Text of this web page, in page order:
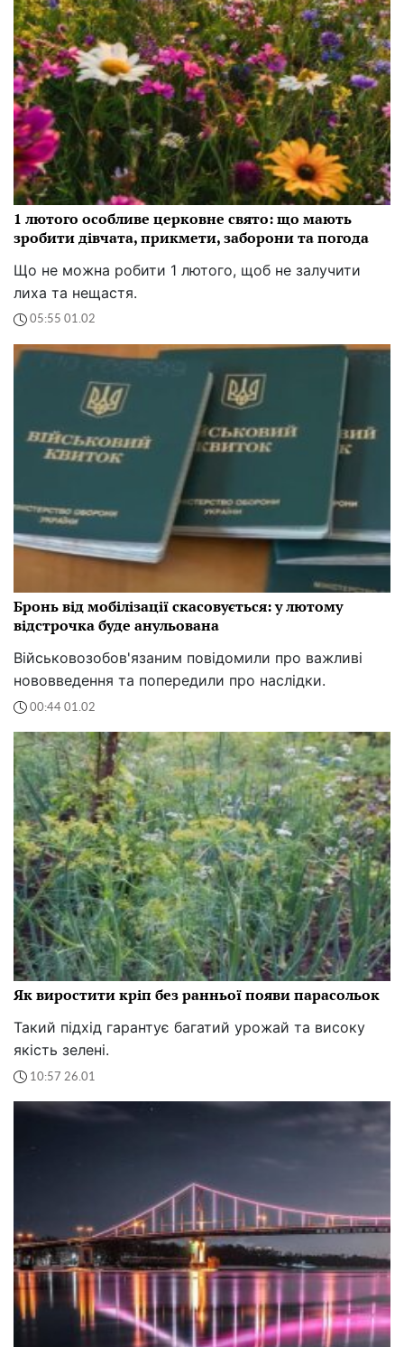
1 лютого особливе церковне свято: що мають
зробити дівчата, прикмети, заборони та погода
Що не можна робити 1 лютого, щоб не залучити
лиха та нещастя.
05:55 01.02
Бронь від мобілізації скасовується: у лютому
відстрочка буде анульована
Військовозобов'язаним повідомили про важливі
нововведення та попередили про наслідки.
00:44 01.02
Як виростити кріп без ранньої появи парасольок
Такий підхід гарантує багатий урожай та високу
якість зелені.
10:57 26.01